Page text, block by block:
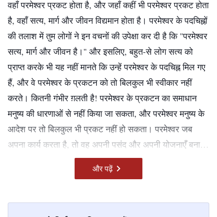
प्यासे हैं। जो ऐसा नहीं करते, वे ज़बरदस्त आपदा और उचित दंड के
भागी होंगे।
—वचन, खंड 1, परमेश्वर का प्रकटन और कार्य, परिशिष्ट 2: परमेश्वर संपूर्ण
मानवजाति के भाग्य का नियंता है
वहाँ परमेश्वर प्रकट होता है, और जहाँ कहीं भी परमेश्वर प्रकट होता
है, वहाँ सत्य, मार्ग और जीवन विद्यमान होता है। परमेश्वर के पदचिह्नों
की तलाश में तुम लोगों ने इन वचनों की उपेक्षा कर दी है कि "परमेश्वर
सत्य, मार्ग और जीवन है।" और इसलिए, बहुत-से लोग सत्य को
प्राप्त करके भी यह नहीं मानते कि उन्हें परमेश्वर के पदचिह्न मिल गए
हैं, और वे परमेश्वर के प्रकटन को तो बिलकुल भी स्वीकार नहीं
करते। कितनी गंभीर ग़लती है! परमेश्वर के प्रकटन का समाधान
मनुष्य की धारणाओं से नहीं किया जा सकता, और परमेश्वर मनुष्य के
आदेश पर तो बिलकुल भी प्रकट नहीं हो सकता। परमेश्वर जब
अपना कार्य करता है, तो वह अपनी पसंद और अपनी योजनाएँ बनाता
है; इसके अलावा, उसके अपने उद्देश्य और अपने तरीके हैं। वह जो
भी कार्य करता है, उसके बारे में उसे मनुष्य से चर्चा करने या उसकी
व्यक्ति को सूचित करने की आवश्यकता तो उसे बिलकुल भी नहीं है।
—वचन, खंड 1, परमेश्वर का प्रकटन और कार्य, परिशिष्ट 1: परमेश्वर के
प्रकटन ने एक नए युग का सूत्रपात किया है
आज परमेश्वर ने नया कार्य किया है। हो सकता है, तुम इन वचनों को
और पढ़ें